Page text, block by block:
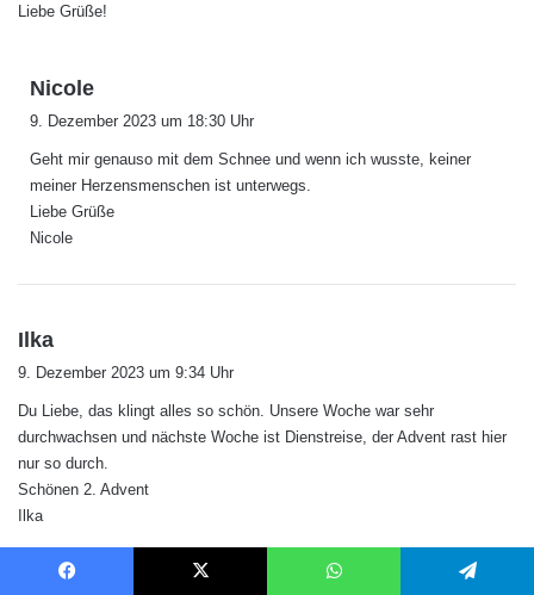
Liebe Grüße!
Nicole
t
:
9. Dezember 2023 um 18:30 Uhr
Geht mir genauso mit dem Schnee und wenn ich wusste, keiner
meiner Herzensmenschen ist unterwegs.
Liebe Grüße
Nicole
Ilka
t
:
9. Dezember 2023 um 9:34 Uhr
Du Liebe, das klingt alles so schön. Unsere Woche war sehr
durchwachsen und nächste Woche ist Dienstreise, der Advent rast hier
nur so durch.
Schönen 2. Advent
Ilka